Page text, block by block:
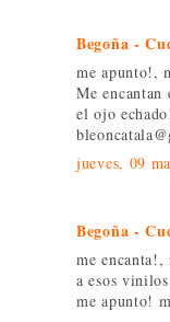
Begoña -
me apunto!,
Me
el ojo
jueves, 09
Begoña -
me encanta!,
a esos
me apunto!